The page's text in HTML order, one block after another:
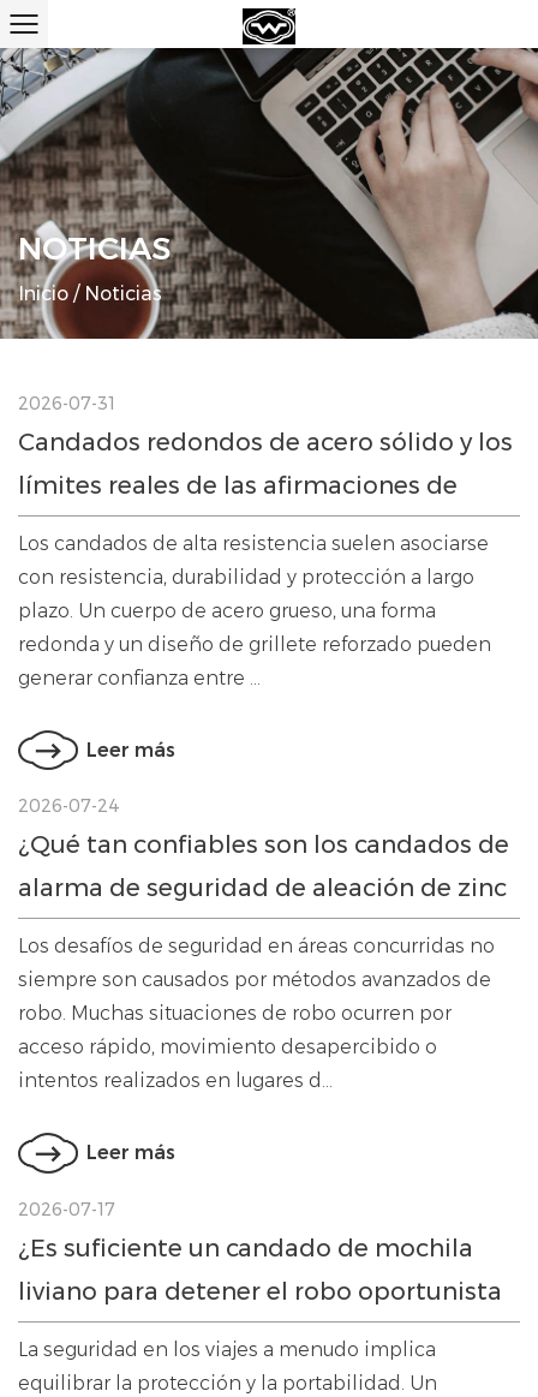
NOTICIAS
Inicio / Noticias
2026-07-31
Candados redondos de acero sólido y los
límites reales de las afirmaciones de
seguridad de servicio pesado
Los candados de alta resistencia suelen asociarse
con resistencia, durabilidad y protección a largo
plazo. Un cuerpo de acero grueso, una forma
redonda y un diseño de grillete reforzado pueden
generar confianza entre ...
Leer más
2026-07-24
¿Qué tan confiables son los candados de
alarma de seguridad de aleación de zinc
en entornos concurridos o con mucho
ruido?
Los desafíos de seguridad en áreas concurridas no
siempre son causados ​​por métodos avanzados de
robo. Muchas situaciones de robo ocurren por
acceso rápido, movimiento desapercibido o
intentos realizados en lugares d...
Leer más
2026-07-17
¿Es suficiente un candado de mochila
liviano para detener el robo oportunista
en escenarios de viajes diarios?
La seguridad en los viajes a menudo implica
equilibrar la protección y la portabilidad. Un